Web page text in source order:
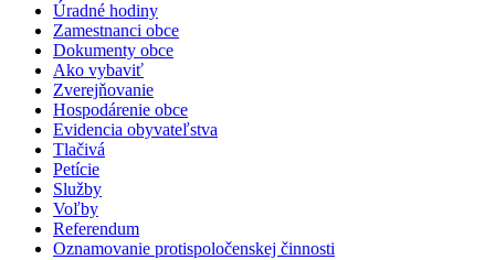
Úradné hodiny
Zamestnanci obce
Dokumenty obce
Ako vybaviť
Zverejňovanie
Hospodárenie obce
Evidencia obyvateľstva
Tlačivá
Petície
Služby
Voľby
Referendum
Oznamovanie protispoločenskej činnosti